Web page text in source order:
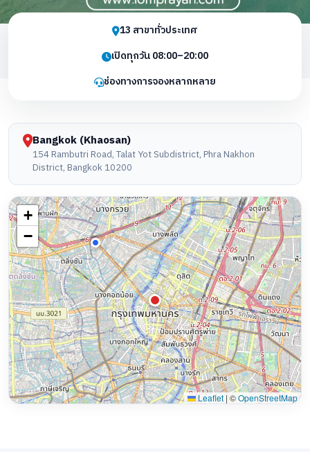
13 สาขาทั่วประเทศ
เปิดทุกวัน 08:00–20:00
ช่องทางการจองหลากหลาย
Bangkok (Khaosan)
154 Rambutri Road, Talat Yot Subdistrict, Phra Nakhon
District, Bangkok 10200
+
−
Leaflet|©OpenStreetMap